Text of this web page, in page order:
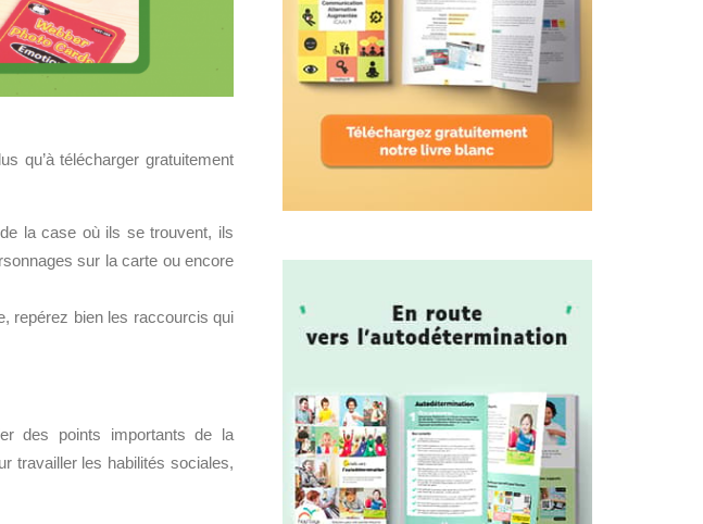
qu’à télécharger gratuitement
la case où ils se trouvent, ils
sur la carte ou encore
repérez bien les raccourcis qui
des points importants de la
travailler les habilités sociales,